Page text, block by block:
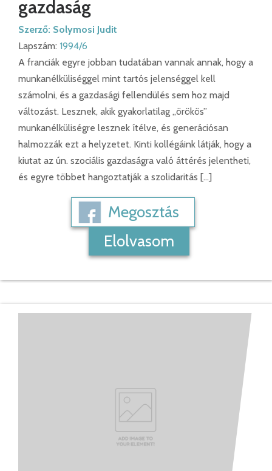
gazdaság
Szerző: Solymosi Judit
Lapszám: 1994/6
A franciák egyre jobban tudatában vannak annak, hogy a
munkanélküliséggel mint tartós jelenséggel kell
számolni, és a gazdasági fellendülés sem hoz majd
változást. Lesznek, akik gyakorlatilag „örökös”
munkanélküliségre lesznek ítélve, és generációsan
halmozzák ezt a helyzetet. Kinti kollégáink látják, hogy a
kiutat az ún. szociális gazdaságra való áttérés jelentheti,
és egyre többet hangoztatják a szolidaritás […]
Megosztás
Elolvasom